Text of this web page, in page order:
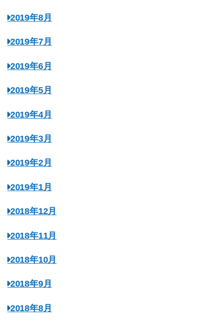
2019年8月
2019年7月
2019年6月
2019年5月
2019年4月
2019年3月
2019年2月
2019年1月
2018年12月
2018年11月
2018年10月
2018年9月
2018年8月